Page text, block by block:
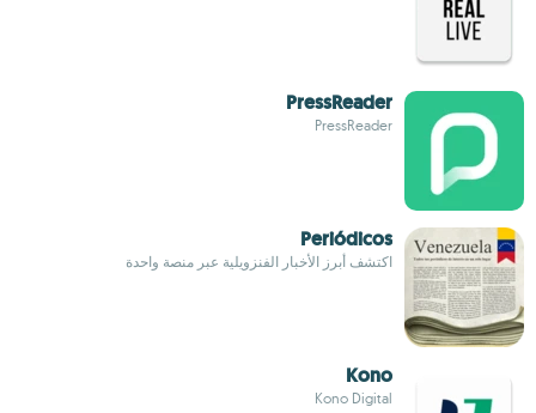
PressReader
PressReader
Periódicos
اكتشف أبرز الأخبار الفنزويلية عبر منصة واحدة
Kono
Kono Digital